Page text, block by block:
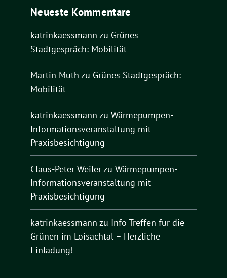
Neueste Kommentare
katrinkaessmann zu Grünes
Stadtgespräch: Mobilität
Martin Muth zu Grünes Stadtgespräch:
Mobilität
katrinkaessmann zu Wärmepumpen-
Informationsveranstaltung mit
Praxisbesichtigung
Claus-Peter Weilerzu Wärmepumpen-
Informationsveranstaltung mit
Praxisbesichtigung
katrinkaessmann zu Info-Treffen für die
Grünen im Loisachtal – Herzliche
Einladung!